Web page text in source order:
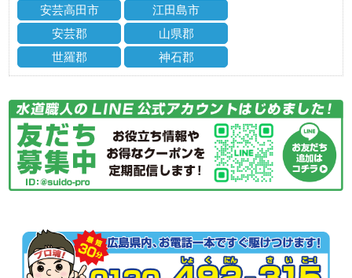
安芸高田市
江田島市
安芸郡
山県郡
世羅郡
神石郡